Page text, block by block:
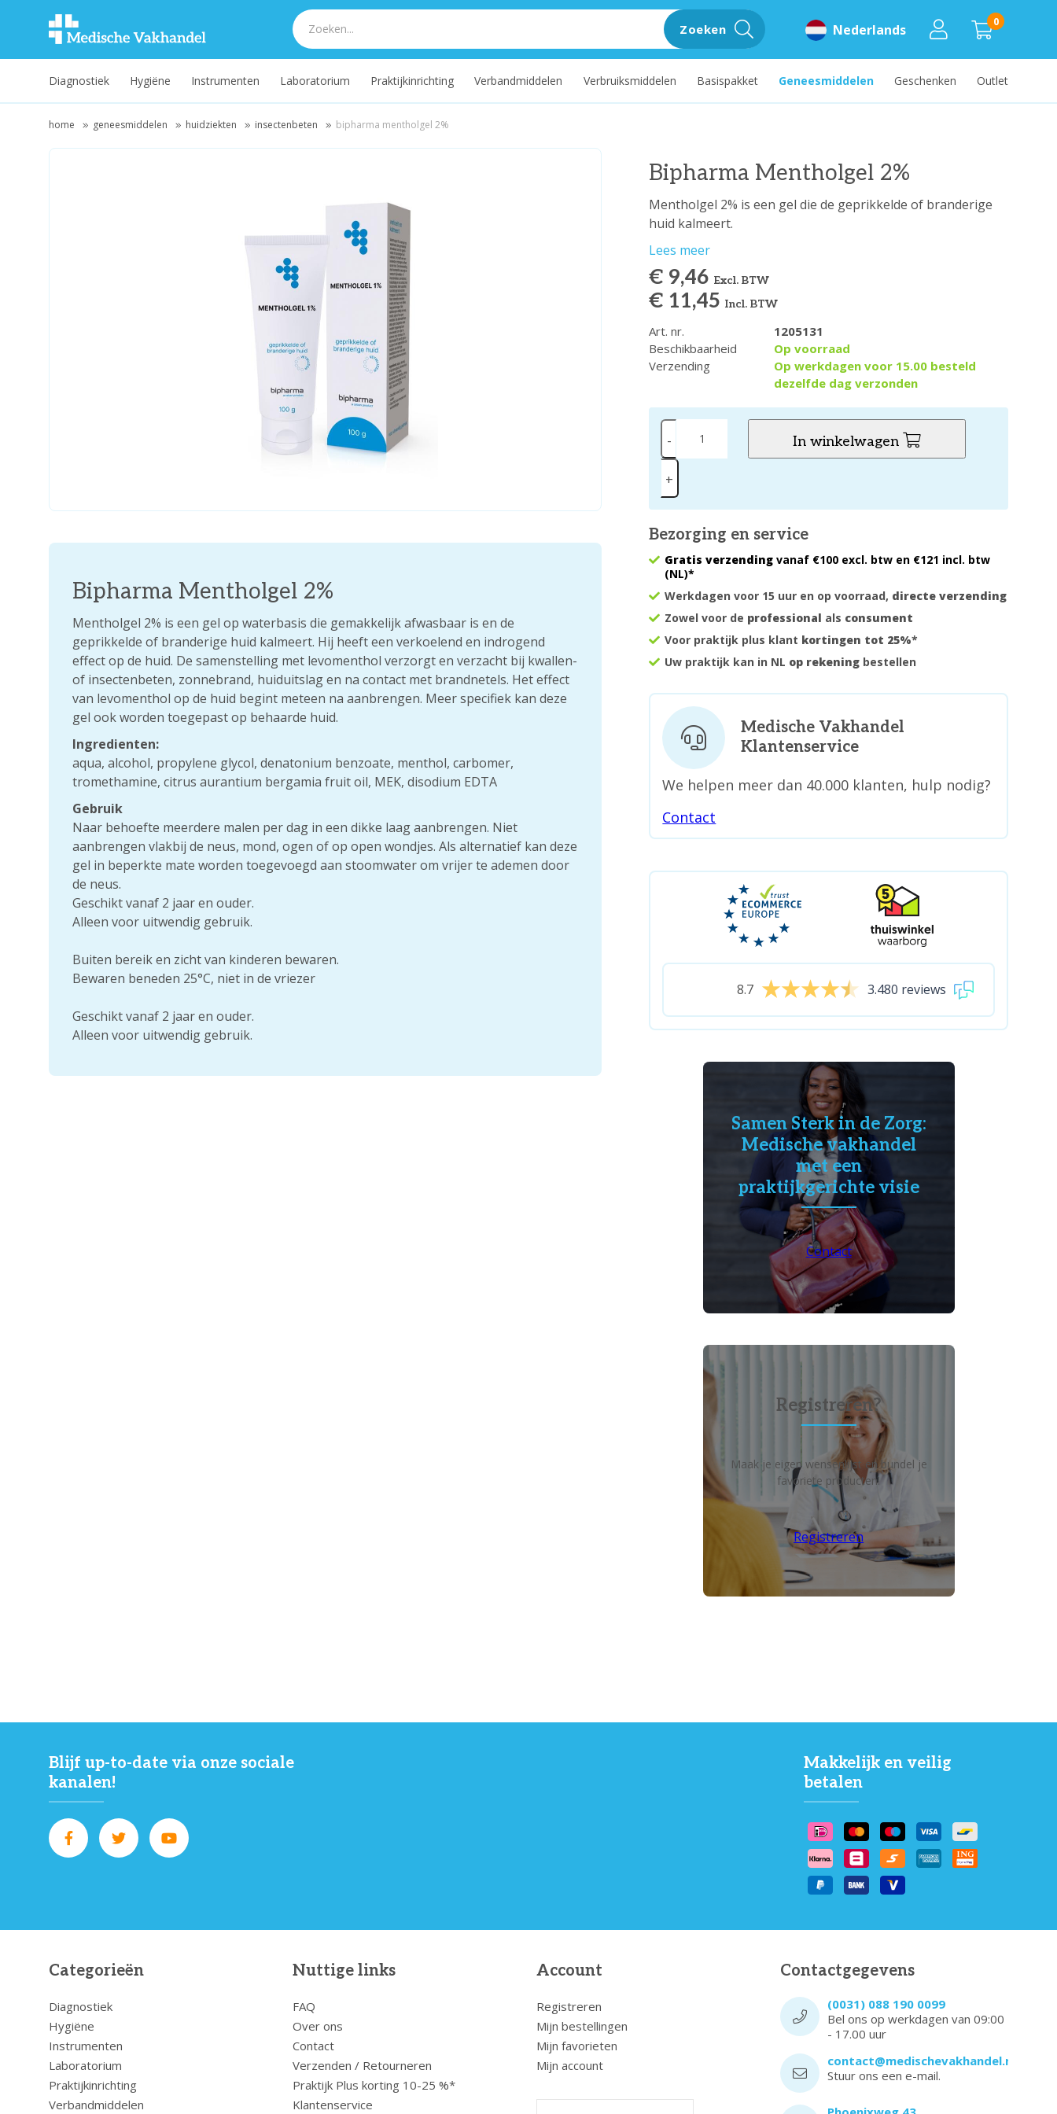
0
Nederlands
Zoeken
Diagnostiek Hygiëne Instrumenten Laboratorium Praktijkinrichting Verbandmiddelen Verbruiksmiddelen Basispakket Geneesmiddelen Geschenken Outlet
home geneesmiddelen huidziekten insectenbeten bipharma mentholgel 2%
Bipharma Mentholgel 2%
Mentholgel 2% is een gel die de geprikkelde of branderige
huid kalmeert.
Lees meer
€ 9,46 Excl. BTW
€ 11,45Incl. BTW
Art. nr.
1205131
Beschikbaarheid
Op voorraad
Verzending
Op werkdagen voor 15.00 besteld
dezelfde dag verzonden
-
+
In winkelwagen
Bezorging en service
Gratis verzending vanaf €100 excl. btw en €121 incl. btw
(NL)*
Werkdagen voor 15 uur en op voorraad, directe verzending
Zowel voor de professional als consument
Voor praktijk plus klant kortingen tot 25%*
Uw praktijk kan in NL op rekening bestellen
Bipharma Mentholgel 2%
Mentholgel 2% is een gel op waterbasis die gemakkelijk afwasbaar is en de
geprikkelde of branderige huid kalmeert. Hij heeft een verkoelend en indrogend
effect op de huid. De samenstelling met levomenthol verzorgt en verzacht bij kwallen-
of insectenbeten, zonnebrand, huiduitslag en na contact met brandnetels. Het effect
van levomenthol op de huid begint meteen na aanbrengen. Meer specifiek kan deze
gel ook worden toegepast op behaarde huid.
Ingredienten:
aqua, alcohol, propylene glycol, denatonium benzoate, menthol, carbomer,
tromethamine, citrus aurantium bergamia fruit oil, MEK, disodium EDTA
Gebruik
Naar behoefte meerdere malen per dag in een dikke laag aanbrengen. Niet
aanbrengen vlakbij de neus, mond, ogen of op open wondjes. Als alternatief kan deze
gel in beperkte mate worden toegevoegd aan stoomwater om vrijer te ademen door
de neus.
Geschikt vanaf 2 jaar en ouder.
Alleen voor uitwendig gebruik.
Buiten bereik en zicht van kinderen bewaren.
Bewaren beneden 25°C, niet in de vriezer
Geschikt vanaf 2 jaar en ouder.
Alleen voor uitwendig gebruik.
Medische Vakhandel
Klantenservice
We helpen meer dan 40.000 klanten, hulp nodig?
Contact
8.7 3.480 reviews
Samen Sterk in de Zorg:
Medische vakhandel
met een
praktijkgerichte visie
Contact
Registreren?
Maak je eigen wensenlijst en bundel je
favoriete producten!
Registreren
Blijf up-to-date via onze sociale
kanalen!
Makkelijk en veilig
betalen
Categorieën
Diagnostiek
Hygiëne
Instrumenten
Laboratorium
Praktijkinrichting
Verbandmiddelen
Nuttige links
FAQ
Over ons
Contact
Verzenden / Retourneren
Praktijk Plus korting 10-25 %*
Klantenservice
Account
Registreren
Mijn bestellingen
Mijn favorieten
Mijn account
Contactgegevens
(0031) 088 190 0099
Bel ons op werkdagen van 09:00
- 17.00 uur
contact@medischevakhandel.nl
Stuur ons een e-mail.